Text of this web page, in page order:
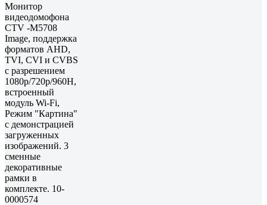
Монитор
видеодомофона
CTV -M5708
Image, поддержка
форматов AHD,
TVI, CVI и CVBS
с разрешением
1080p/720p/960H,
встроенный
модуль Wi-Fi,
Режим "Картина"
с демонстрацией
загруженных
изображений. 3
сменные
декоративные
рамки в
комплекте. 10-
0000574